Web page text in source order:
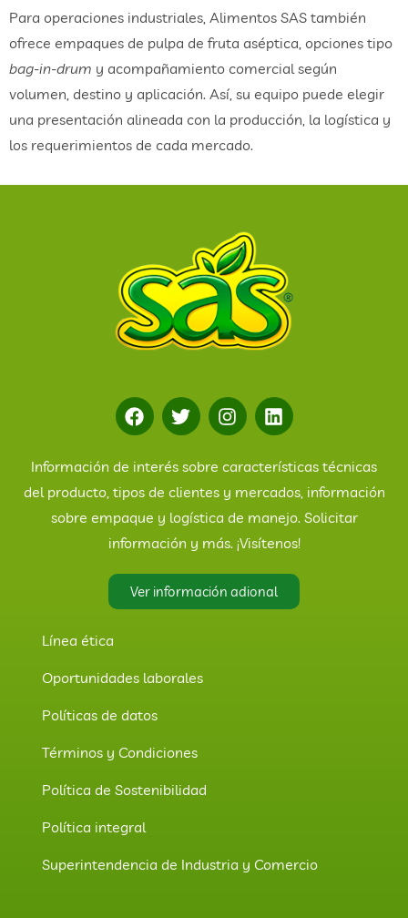
Para operaciones industriales, Alimentos SAS también
ofrece empaques de pulpa de fruta aséptica, opciones tipo
bag-in-drum y acompañamiento comercial según
volumen, destino y aplicación. Así, su equipo puede elegir
una presentación alineada con la producción, la logística y
los requerimientos de cada mercado.
Información de interés sobre características técnicas
del producto, tipos de clientes y mercados, información
sobre empaque y logística de manejo. Solicitar
información y más. ¡Visítenos!
Ver información adional
Línea ética
Oportunidades laborales
Políticas de datos
Términos y Condiciones
Política de Sostenibilidad
Política integral
Superintendencia de Industria y Comercio